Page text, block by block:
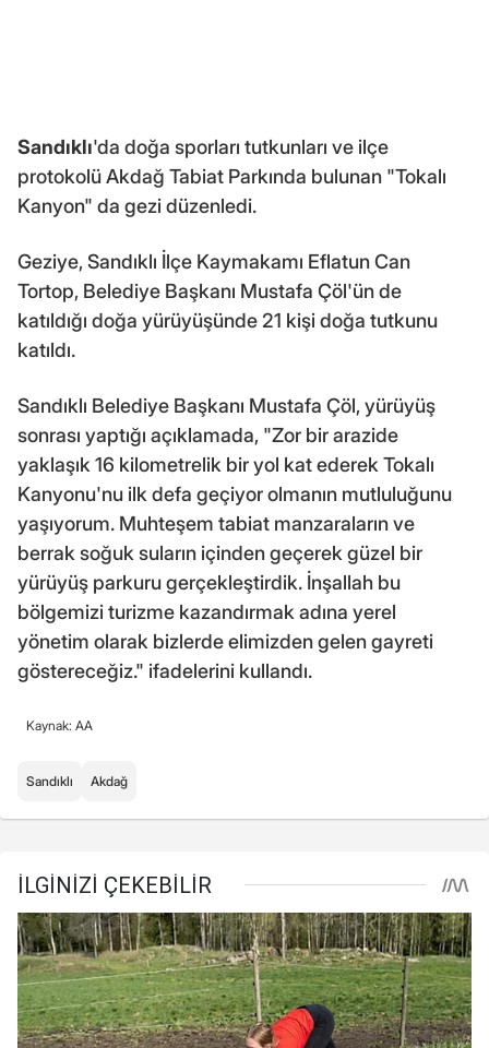
Sandıklı'da doğa sporları tutkunları ve ilçe
protokolü Akdağ Tabiat Parkında bulunan "Tokalı
Kanyon" da gezi düzenledi.
Geziye, Sandıklı İlçe Kaymakamı Eflatun Can
Tortop, Belediye Başkanı Mustafa Çöl'ün de
katıldığı doğa yürüyüşünde 21 kişi doğa tutkunu
katıldı.
Sandıklı Belediye Başkanı Mustafa Çöl, yürüyüş
sonrası yaptığı açıklamada, "Zor bir arazide
yaklaşık 16 kilometrelik bir yol kat ederek Tokalı
Kanyonu'nu ilk defa geçiyor olmanın mutluluğunu
yaşıyorum. Muhteşem tabiat manzaraların ve
berrak soğuk suların içinden geçerek güzel bir
yürüyüş parkuru gerçekleştirdik. İnşallah bu
bölgemizi turizme kazandırmak adına yerel
yönetim olarak bizlerde elimizden gelen gayreti
göstereceğiz." ifadelerini kullandı.
Kaynak: AA
Sandıklı Akdağ